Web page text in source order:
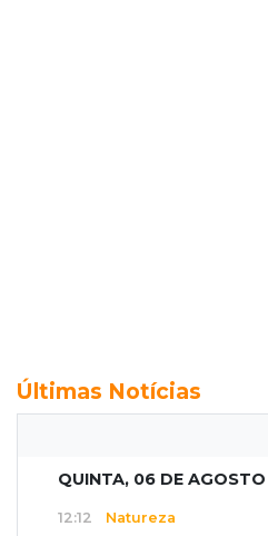
Últimas Notícias
QUINTA, 06 DE AGOSTO
12:12 Natureza